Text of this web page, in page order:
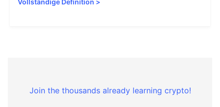
Vollständige Definition >
Join the thousands already learning crypto!